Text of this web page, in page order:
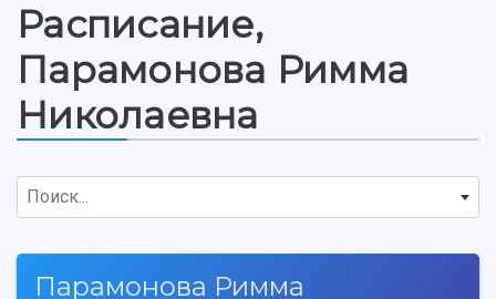
НАЗАД
Об университете
Новости
Образование
Научно-исследовательская деятельность
Расписание,
Парамонова Римма
Николаевна
Поиск...
Парамонова Римма